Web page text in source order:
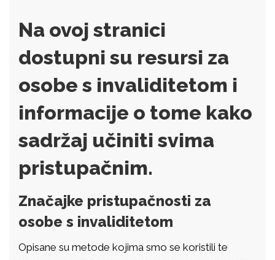
Na ovoj stranici
dostupni su resursi za
osobe s invaliditetom i
informacije o tome kako
sadržaj učiniti svima
pristupačnim.
Značajke pristupačnosti za
osobe s invaliditetom
Opisane su metode kojima smo se koristili te